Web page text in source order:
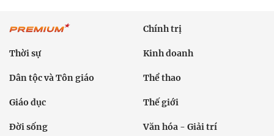
Chính trị
Thời sự Kinh doanh
Dân tộc và Tôn giáo Thể thao
Giáo dục Thế giới
Đời sống Văn hóa - Giải trí